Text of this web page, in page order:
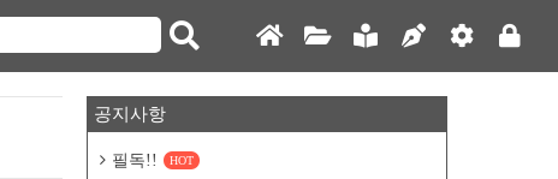
공지사항
필독!! HOT